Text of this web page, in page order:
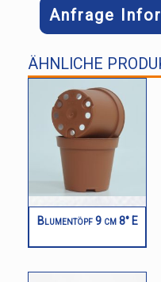
Anfrage
ÄHNLICHE
Blumentöpf 9 cm 8° E